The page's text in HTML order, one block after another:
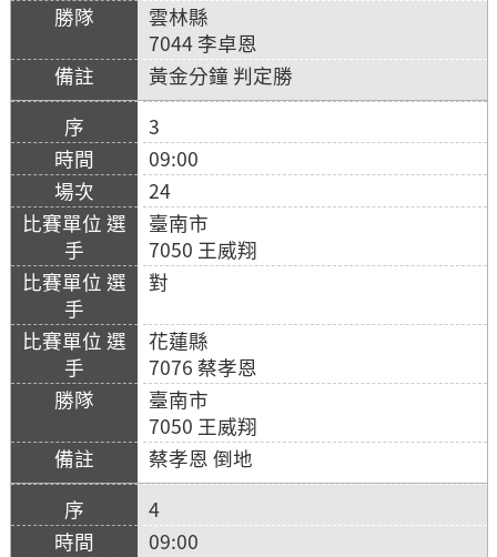
雲林縣
7044 李卓恩
黃金分鐘 判定勝
3
09:00
24
臺南市
7050 王威翔
對
花蓮縣
7076 蔡孝恩
臺南市
7050 王威翔
蔡孝恩 倒地
4
09:00